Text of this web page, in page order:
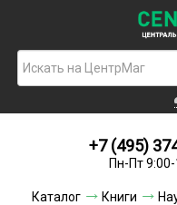
+7 (495)
Пн-Пт
Каталог Книги